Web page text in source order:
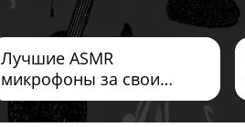
Лучшие ASMR
микрофоны за свои
деньги 2026